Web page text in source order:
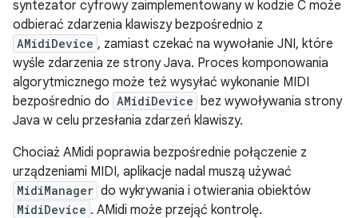
syntezator cyfrowy zaimplementowany w kodzie C może
odbierać zdarzenia klawiszy bezpośrednio z
AMidiDevice , zamiast czekać na wywołanie JNI, które
wyśle zdarzenia ze strony Java. Proces komponowania
algorytmicznego może też wysyłać wykonanie MIDI
bezpośrednio do AMidiDevice bez wywoływania strony
Java w celu przesłania zdarzeń klawiszy.
Chociaż AMidi poprawia bezpośrednie połączenie z
urządzeniami MIDI, aplikacje nadal muszą używać
MidiManager do wykrywania i otwierania obiektów
MidiDevice . AMidi może przejąć kontrolę.